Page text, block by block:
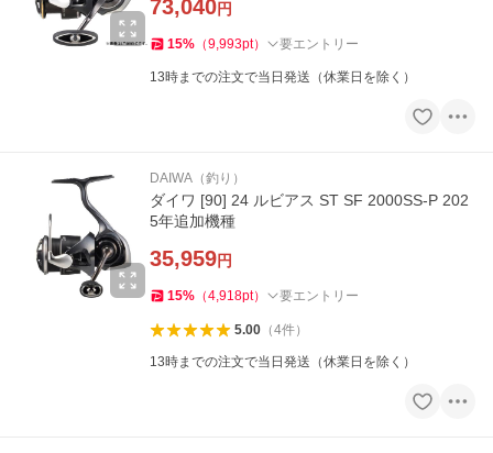
73,040円
15% （9,993pt） 要エントリー
13時までの注文で当日発送（休業日を除く）
DAIWA（釣り）
ダイワ [90] 24 ルビアス ST SF 2000SS-P 202
5年追加機種
35,959円
15% （4,918pt） 要エントリー
5.00（4件）
13時までの注文で当日発送（休業日を除く）